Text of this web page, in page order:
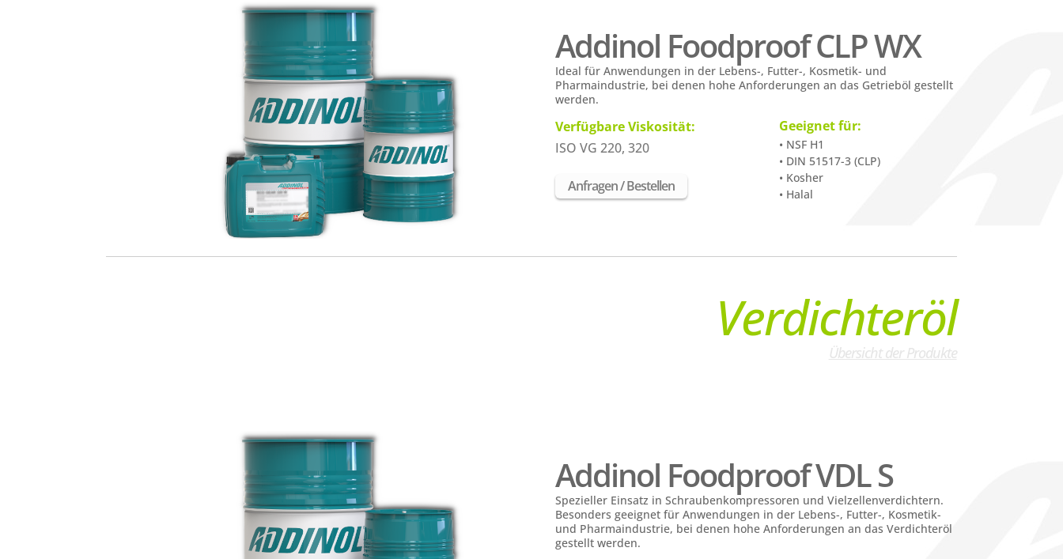
Addinol Foodproof CLP WX
Ideal für Anwendungen in der Lebens-, Futter-, Kosmetik- und
Pharmaindustrie, bei denen hohe Anforderungen an das Getrieböl gestellt
werden.
Verfügbare Viskosität:
ISO VG 220, 320
Anfragen / Bestellen
Geeignet für:
• NSF H1
• DIN 51517-3 (CLP)
• Kosher
• Halal
Verdichteröl
Übersicht der Produkte
Addinol Foodproof VDL S
Spezieller Einsatz in Schraubenkompressoren und Vielzellenverdichtern.
Besonders geeignet für Anwendungen in der Lebens-, Futter-, Kosmetik-
und Pharmaindustrie, bei denen hohe Anforderungen an das Verdichteröl
gestellt werden.